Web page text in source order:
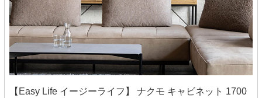
【Easy Life イージーライフ】 ナクモ キャビネット 1700